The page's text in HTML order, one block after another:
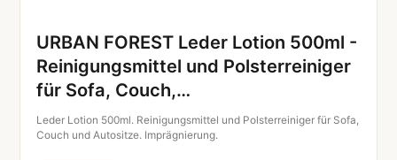
URBAN FOREST Leder Lotion 500ml -
Reinigungsmittel und Polsterreiniger
für Sofa, Couch,…
Leder Lotion 500ml. Reinigungsmittel und Polsterreiniger für Sofa,
Couch und Autositze. Imprägnierung.